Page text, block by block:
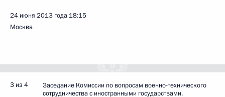
24 июня 2013 года 18:15
Москва
3 из 4
Заседание Комиссии по вопросам военно-технического
сотрудничества с иностранными государствами.